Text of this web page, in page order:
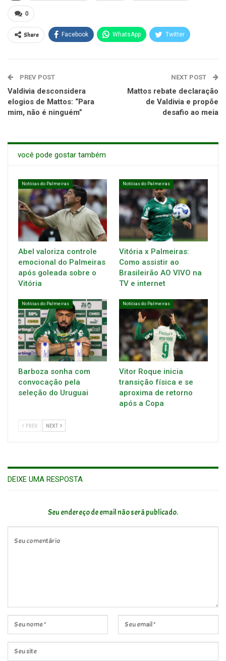
0
Share Facebook WhatsApp Twitter
PREV POST
Valdivia desconsidera
elogios de Mattos: “Para
mim, não é ninguém”
NEXT POST
Mattos rebate declaração
de Valdivia e propõe
desafio ao meia
você pode gostar também
Notícias do Palmeiras
Abel valoriza controle
emocional do Palmeiras
após goleada sobre o
Vitória
Notícias do Palmeiras
Vitória x Palmeiras:
Como assistir ao
Brasileirão AO VIVO na
TV e internet
Notícias do Palmeiras
Barboza sonha com
convocação pela
seleção do Uruguai
Notícias do Palmeiras
Vitor Roque inicia
transição física e se
aproxima de retorno
após a Copa
PREV NEXT
DEIXE UMA RESPOSTA
Seu endereço de email não será publicado.